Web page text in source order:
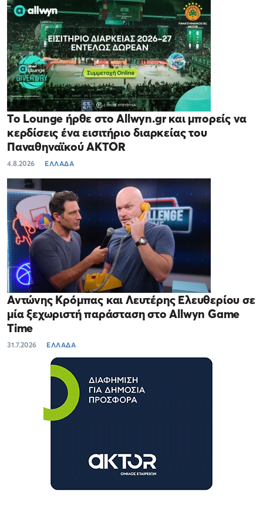
Το Lounge ήρθε στο Allwyn.gr και μπορείς να
κερδίσεις ένα εισιτήριο διαρκείας του
Παναθηναϊκού AKTOR
4.8.2026 ΕΛΛΑΔΑ
Αντώνης Κρόμπας και Λευτέρης Ελευθερίου σε
μία ξεχωριστή παράσταση στο Allwyn Game
Time
31.7.2026 ΕΛΛΑΔΑ